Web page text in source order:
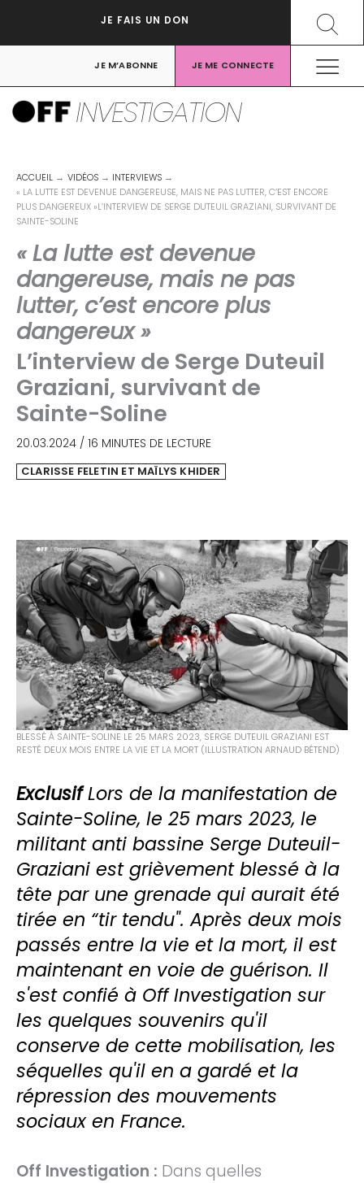
JE FAIS UN DON
JE M’ABONNE JE ME CONNECTE
INVESTIGATION
ACCUEIL VIDÉOS
INTERVIEWS
« LA LUTTE EST DEVENUE DANGEREUSE, MAIS NE PAS LUTTER, C’EST ENCORE
PLUS DANGEREUX »L’INTERVIEW DE SERGE DUTEUIL GRAZIANI, SURVIVANT DE
SAINTE-SOLINE
« La lutte est devenue
dangereuse, mais ne pas
lutter, c’est encore plus
dangereux »
L’interview de Serge Duteuil
Graziani, survivant de
Sainte-Soline
20.03.2024 / 16 MINUTES DE LECTURE
CLARISSE FELETIN ET MAÏLYS KHIDER
BLESSÉ À SAINTE-SOLINE LE 25 MARS 2023, SERGE DUTEUIL GRAZIANI EST
RESTÉ DEUX MOIS ENTRE LA VIE ET LA MORT (ILLUSTRATION ARNAUD BÉTEND)
ExclusifLors de la manifestation de
Sainte-Soline, le 25 mars 2023, le
militant anti bassine Serge Duteuil-
Graziani est grièvement blessé à la
tête par une grenade qui aurait été
tirée en “tir tendu". Après deux mois
passés entre la vie et la mort, il est
maintenant en voie de guérison. Il
s'est confié à Off Investigation sur
les quelques souvenirs qu'il
conserve de cette mobilisation, les
séquelles qu'il en a gardé et la
répression des mouvements
sociaux en France.
Off Investigation : Dans quelles